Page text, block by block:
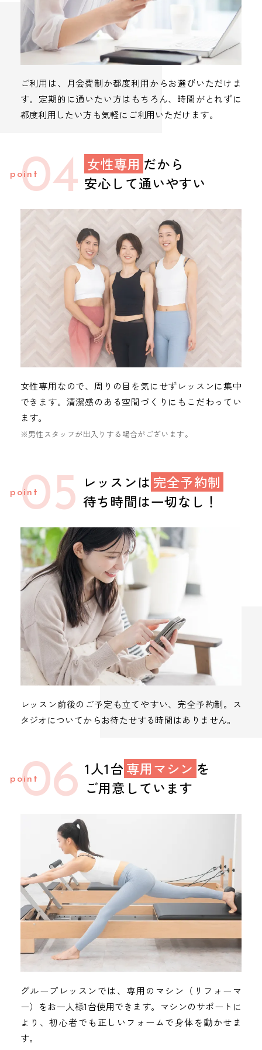
ご利用は、月会費制か都度利用からお選びいただけま
す。定期的に通いたい方はもちろん、時間がとれずに
都度利用したい方も気軽にご利用いただけます。
04 女性専用 だから
安心して通いやすい
女性専用なので、周りの目を気にせずレッスンに集中
できます。清潔感のある空間づくりにもこだわってい
ます。
※男性スタッフが出入りする場合がございます。
05 レッスンは 完全予約制
待ち時間は一切なし！
レッスン前後のご予定も立てやすい、完全予約制。ス
タジオについてからお待たせする時間はありません。
06 1人1台専用マシン を
ご用意しています
グループレッスンでは、専用のマシン（リフォーマ
ー）をお一人様1台使用できます。マシンのサポートに
より、初心者でも正しいフォームで身体を動かせま
す。